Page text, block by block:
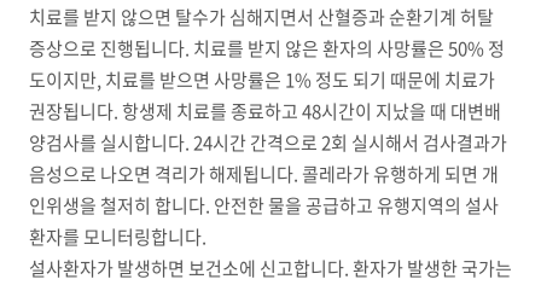
치료를 받지 않으면 탈수가 심해지면서 산혈증과 순환기계 허탈
증상으로 진행됩니다. 치료를 받지 않은 환자의 사망률은 50% 정
도이지만, 치료를 받으면 사망률은 1% 정도 되기 때문에 치료가
권장됩니다. 항생제 치료를 종료하고 48시간이 지났을 때 대변배
양검사를 실시합니다. 24시간 간격으로 2회 실시해서 검사결과가
음성으로 나오면 격리가 해제됩니다. 콜레라가 유행하게 되면 개
인위생을 철저히 합니다. 안전한 물을 공급하고 유행지역의 설사
환자를 모니터링합니다.
설사환자가 발생하면 보건소에 신고합니다. 환자가 발생한 국가는